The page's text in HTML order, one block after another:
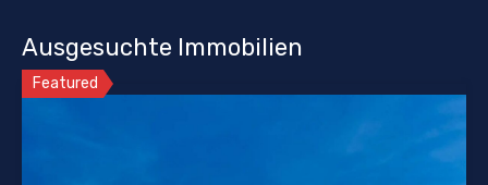
Ausgesuchte Immobilien
Featured